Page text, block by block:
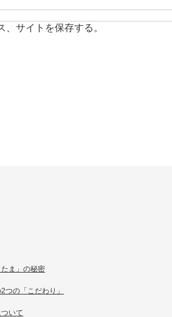
サイトを保存する。
ま」の秘密
つの「こだわり」
いて